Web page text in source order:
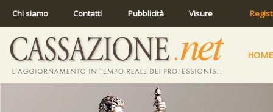
Chi siamo Contatti Pubblicità Visure
HOME